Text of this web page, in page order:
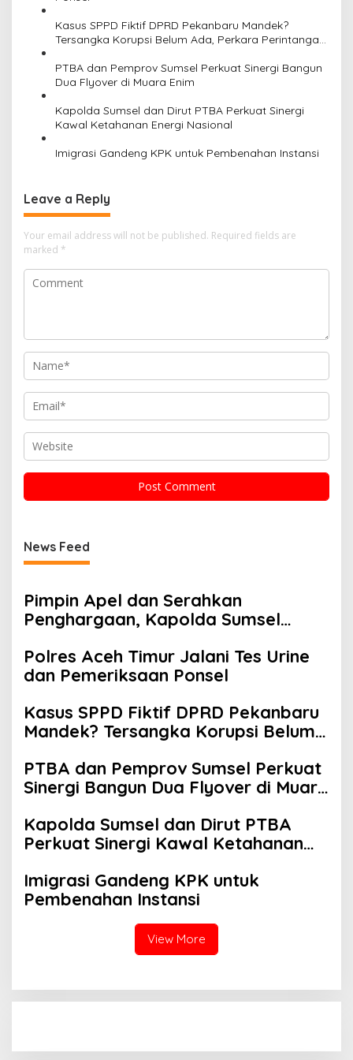
Kasus SPPD Fiktif DPRD Pekanbaru Mandek?
Tersangka Korupsi Belum Ada, Perkara Perintangan
PTBA dan Pemprov Sumsel Perkuat Sinergi Bangun
Dua Flyover di Muara Enim
Kapolda Sumsel dan Dirut PTBA Perkuat Sinergi
Kawal Ketahanan Energi Nasional
Imigrasi Gandeng KPK untuk Pembenahan Instansi
Leave a Reply
Your email address will not be published. Required fields are
marked *
News Feed
Pimpin Apel dan Serahkan
Penghargaan, Kapolda Sumsel
Kesehatan Personel
Polres Aceh Timur Jalani Tes Urine
dan Pemeriksaan Ponsel
Kasus SPPD Fiktif DPRD Pekanbaru
Mandek? Tersangka Korupsi Belum
Disidangkan
PTBA dan Pemprov Sumsel Perkuat
Sinergi Bangun Dua Flyover di Muara
Kapolda Sumsel dan Dirut PTBA
Perkuat Sinergi Kawal Ketahanan
Imigrasi Gandeng KPK untuk
Pembenahan Instansi
View More